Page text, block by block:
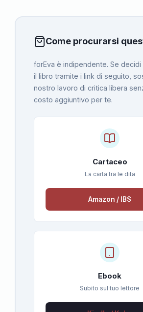
Come procurarsi
forEva è indipendente. Se
il libro tramite i link di seguito,
nostro lavoro di critica libera
costo aggiuntivo per te.
Cartaceo
La carta tra le dita
Amazon / IBS
Ebook
Subito sul tuo lettore